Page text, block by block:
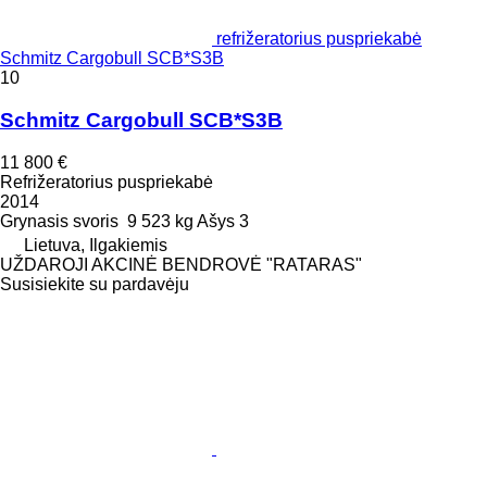
refrižeratorius puspriekabė
Schmitz Cargobull SCB*S3B
10
Schmitz Cargobull SCB*S3B
11 800 €
Refrižeratorius puspriekabė
2014
Grynasis svoris 9 523 kg Ašys 3
Lietuva, Ilgakiemis
UŽDAROJI AKCINĖ BENDROVĖ "RATARAS"
Susisiekite su pardavėju